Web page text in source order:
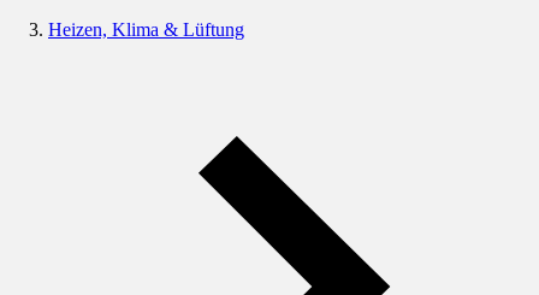
Heizen, Klima & Lüftung